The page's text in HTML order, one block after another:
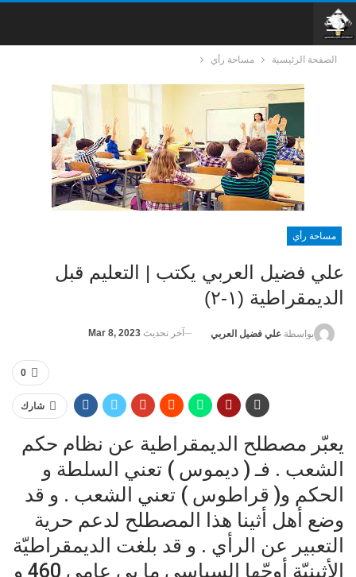
الصفحة الرئيسية مساحة رأي
مساحة رأي
علي فضيل العربي يكتب | التعليم قبل
الديمقراطية (١-٢)
بواسطة علي فضيل العربي آخر تحديث Mar 8, 2023
0
شارك
يعبّر مصطلح الديمقراطية عن نظام حكم
الشعب . فـ ( ديموس ) تعني السلطة و
الحكم و( قراطوس ) تعني الشعب . و قد
وضع أهل أثينا هذا المصطلح لدعم حرية
التعبير عن الرأي . و قد بلغت الديمقراطيّة
الأثينيّة أوجّها السياسي ما بي عامي 460 و